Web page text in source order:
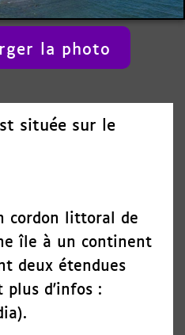
la photo
située sur le
cordon littoral de
île à un continent
deux étendues
plus d'infos :
).